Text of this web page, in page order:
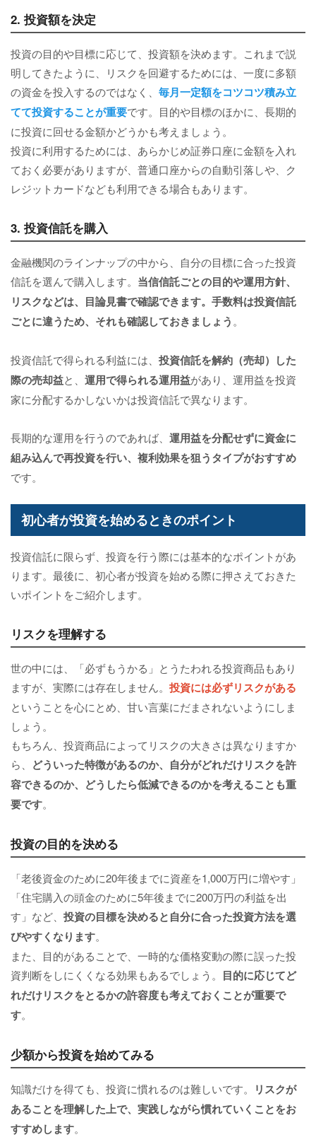
2. 投資額を決定
投資の目的や目標に応じて、投資額を決めます。これまで説
明してきたように、リスクを回避するためには、一度に多額
の資金を投入するのではなく、 毎月一定額をコツコツ積み立
てて投資することが重要です。目的や目標のほかに、長期的
に投資に回せる金額かどうかも考えましょう。
投資に利用するためには、あらかじめ証券口座に金額を入れ
ておく必要がありますが、普通口座からの自動引落しや、ク
レジットカードなども利用できる場合もあります。
3. 投資信託を購入
金融機関のラインナップの中から、自分の目標に合った投資
信託を選んで購入します。 当信信託ごとの目的や運用方針、
リスクなどは、目論見書で確認できます。手数料は投資信託
ごとに違うため、それも確認しておきましょう 。
投資信託で得られる利益には、 投資信託を解約（売却）した
際の売却益と、 運用で得られる運用益があり、運用益を投資
家に分配するかしないかは投資信託で異なります。
長期的な運用を行うのであれば、 運用益を分配せずに資金に
組み込んで再投資を行い、複利効果を狙うタイプがおすすめ
です。
初心者が投資を始めるときのポイント
投資信託に限らず、投資を行う際には基本的なポイントがあ
ります。最後に、初心者が投資を始める際に押さえておきた
いポイントをご紹介します。
リスクを理解する
世の中には、「必ずもうかる」とうたわれる投資商品もあり
ますが、実際には存在しません。 投資には必ずリスクがある
ということを心にとめ、甘い言葉にだまされないようにしま
しょう。
もちろん、投資商品によってリスクの大きさは異なりますか
ら、 どういった特徴があるのか、自分がどれだけリスクを許
容できるのか、どうしたら低減できるのかを考えることも重
要です。
投資の目的を決める
「老後資金のために20年後までに資産を1,000万円に増やす」
「住宅購入の頭金のために5年後までに200万円の利益を出
す」など、 投資の目標を決めると自分に合った投資方法を選
びやすくなります。
また、目的があることで、一時的な価格変動の際に誤った投
資判断をしにくくなる効果もあるでしょう。 目的に応じてど
れだけリスクをとるかの許容度も考えておくことが重要で
す。
少額から投資を始めてみる
知識だけを得ても、投資に慣れるのは難しいです。
リスクが
あることを理解した上で、実践しながら慣れていくことをお
すすめします。